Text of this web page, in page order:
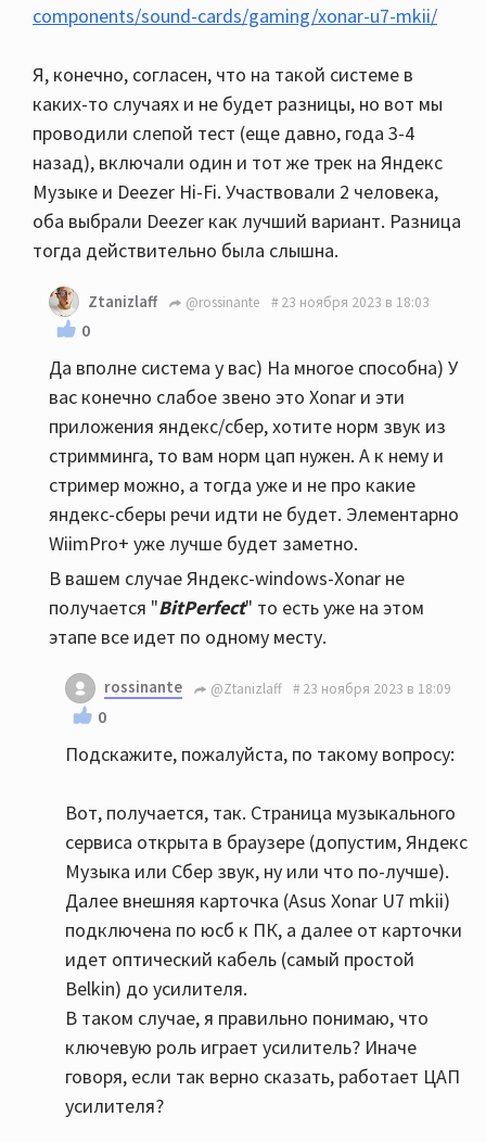
components/sound-cards/gaming/xonar-u7-mkii/
Я, конечно, согласен, что на такой системе в
каких-то случаях и не будет разницы, но вот мы
проводили слепой тест (еще давно, года 3-4
назад), включали один и тот же трек на Яндекс
Музыке и Deezer Hi-Fi. Участвовали 2 человека,
оба выбрали Deezer как лучший вариант. Разница
тогда действительно была слышна.
Ztanizlaff @rossinante 23 ноября 2023 в 18:03
0
Да вполне система у вас) На многое способна) У
вас конечно слабое звено это Xonar и эти
приложения яндекс/сбер, хотите норм звук из
стримминга, то вам норм цап нужен. А к нему и
стример можно, а тогда уже и не про какие
яндекс-сберы речи идти не будет. Элементарно
WiimPro+ уже лучше будет заметно.
В вашем случае Яндекс-windows-Xonar не
получается "BitPerfect" то есть уже на этом
этапе все идет по одному месту.
rossinante @Ztanizlaff 23 ноября 2023 в 18:09
0
Подскажите, пожалуйста, по такому вопросу:
Вот, получается, так. Страница музыкального
сервиса открыта в браузере (допустим, Яндекс
Музыка или Сбер звук, ну или что по-лучше).
Далее внешняя карточка (Asus Xonar U7 mkii)
подключена по юсб к ПК, а далее от карточки
идет оптический кабель (самый простой
Belkin) до усилителя.
В таком случае, я правильно понимаю, что
ключевую роль играет усилитель? Иначе
говоря, если так верно сказать, работает ЦАП
усилителя?